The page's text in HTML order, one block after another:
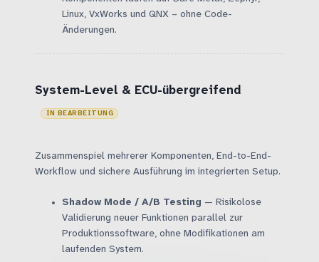
Linux, VxWorks und QNX – ohne Code-
Änderungen.
System-Level & ECU-übergreifend
IN BEARBEITUNG
Zusammenspiel mehrerer Komponenten, End-to-End-
Workflow und sichere Ausführung im integrierten Setup.
Shadow Mode / A/B Testing — Risikolose
Validierung neuer Funktionen parallel zur
Produktionssoftware, ohne Modifikationen am
laufenden System.